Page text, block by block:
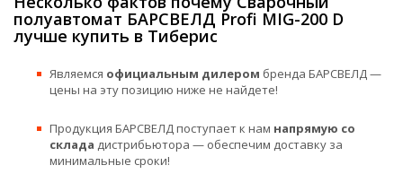
полуавтомат БАРСВЕЛД Profi MIG-200 D
лучше купить в Тиберис
Являемся официальным дилером бренда БАРСВЕЛД —
цены на эту позицию ниже не найдете!
Продукция БАРСВЕЛД поступает к нам напрямую со
склада дистрибьютора — обеспечим доставку за
минимальные сроки!